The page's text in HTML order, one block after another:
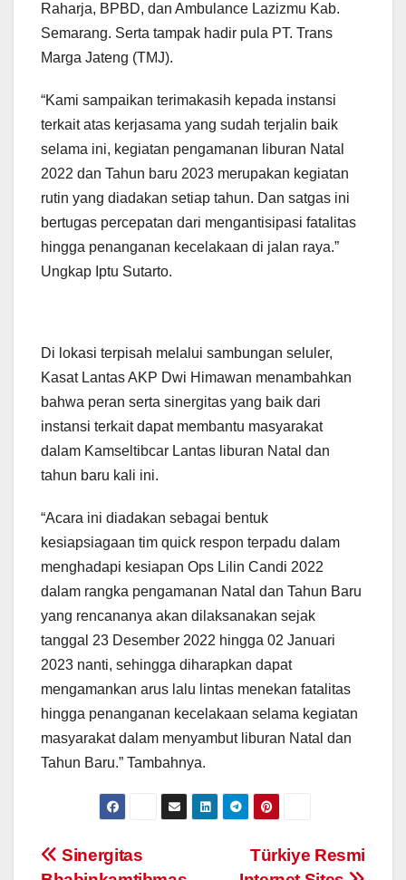
Raharja, BPBD, dan Ambulance Lazizmu Kab.
Semarang. Serta tampak hadir pula PT. Trans
Marga Jateng (TMJ).
“Kami sampaikan terimakasih kepada instansi
terkait atas kerjasama yang sudah terjalin baik
selama ini, kegiatan pengamanan liburan Natal
2022 dan Tahun baru 2023 merupakan kegiatan
rutin yang diadakan setiap tahun. Dan satgas ini
bertugas percepatan dari mengantisipasi fatalitas
hingga penanganan kecelakaan di jalan raya.”
Ungkap Iptu Sutarto.
Di lokasi terpisah melalui sambungan seluler,
Kasat Lantas AKP Dwi Himawan menambahkan
bahwa peran serta sinergitas yang baik dari
instansi terkait dapat membantu masyarakat
dalam Kamseltibcar Lantas liburan Natal dan
tahun baru kali ini.
“Acara ini diadakan sebagai bentuk
kesiapsiagaan tim quick respon terpadu dalam
menghadapi kesiapan Ops Lilin Candi 2022
dalam rangka pengamanan Natal dan Tahun Baru
yang rencananya akan dilaksanakan sejak
tanggal 23 Desember 2022 hingga 02 Januari
2023 nanti, sehingga diharapkan dapat
mengamankan arus lalu lintas menekan fatalitas
hingga penanganan kecelakaan selama kegiatan
masyarakat dalam menyambut liburan Natal dan
Tahun Baru.” Tambahnya.
Post
Türkiye Resmi
Sinergitas